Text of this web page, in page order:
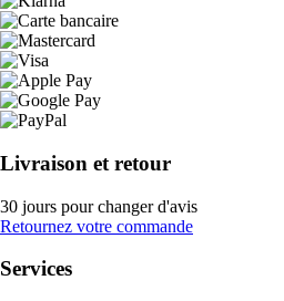
Livraison et retour
30 jours pour changer d'avis
Retournez votre commande
Services